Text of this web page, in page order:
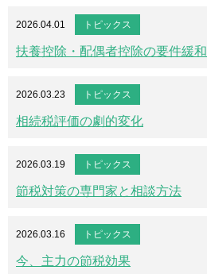
2026.04.01 トピックス
扶養控除・配偶者控除の要件緩和
2026.03.23 トピックス
相続税評価の劇的変化
2026.03.19 トピックス
節税対策の専門家と相談方法
2026.03.16 トピックス
今、主力の節税効果